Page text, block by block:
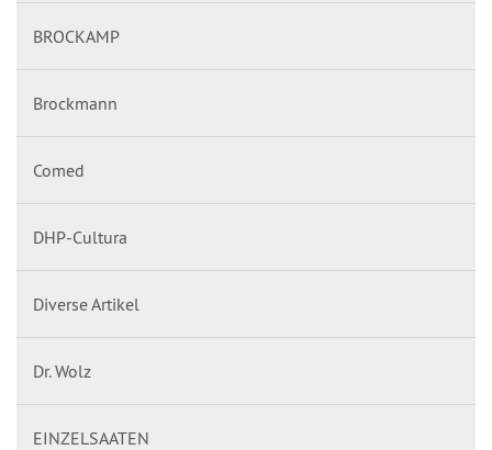
BROCKAMP
Brockmann
Comed
DHP-Cultura
Diverse Artikel
Dr. Wolz
EINZELSAATEN